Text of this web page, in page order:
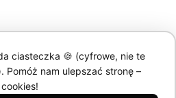
ciasteczka 🍪 (cyfrowe, nie te
Pomóż nam ulepszać stronę –